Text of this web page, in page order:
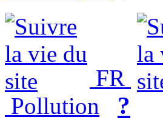
FR
Pollution
?